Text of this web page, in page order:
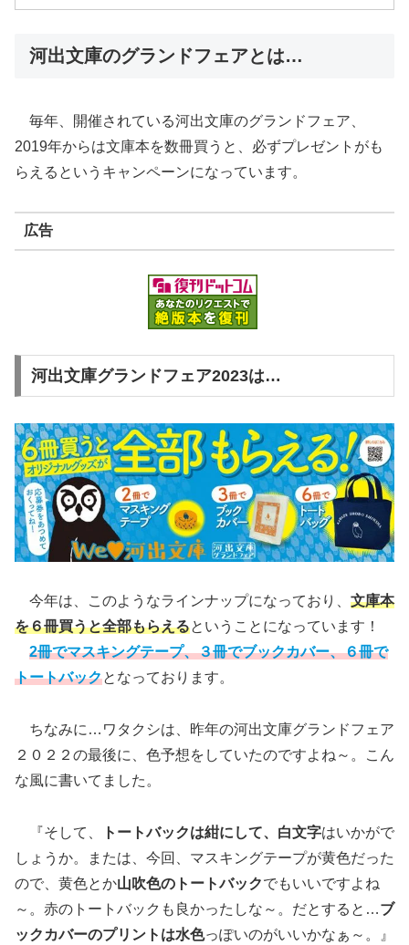
河出文庫のグランドフェアとは…
毎年、開催されている河出文庫のグランドフェア、
2019年からは文庫本を数冊買うと、必ずプレゼントがも
らえるというキャンペーンになっています。
広告
河出文庫グランドフェア2023は…
今年は、このようなラインナップになっており、 文庫本
を６冊買うと全部もらえるということになっています！
2冊でマスキングテープ、３冊でブックカバー、６冊で
トートバックとなっております。
ちなみに…ワタクシは、昨年の河出文庫グランドフェア
２０２２の最後に、色予想をしていたのですよね～。こん
な風に書いてました。
『そして、 トートバックは紺にして、白文字はいかがで
しょうか。または、今回、マスキングテープが黄色だった
ので、黄色とか山吹色のトートバックでもいいですよね
～。赤のトートバックも良かったしな～。だとすると…ブ
ックカバーのプリントは水色っぽいのがいいかなぁ～。』